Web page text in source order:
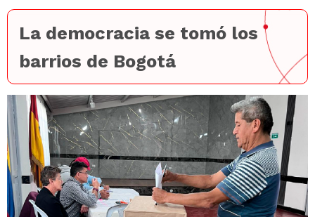
La democracia se tomó los
barrios de Bogotá